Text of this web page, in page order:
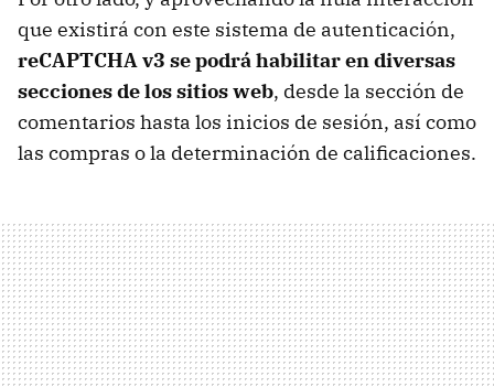
que existirá con este sistema de autenticación,
reCAPTCHA v3 se podrá habilitar en diversas
secciones de los sitios web, desde la sección de
comentarios hasta los inicios de sesión, así como
las compras o la determinación de calificaciones.